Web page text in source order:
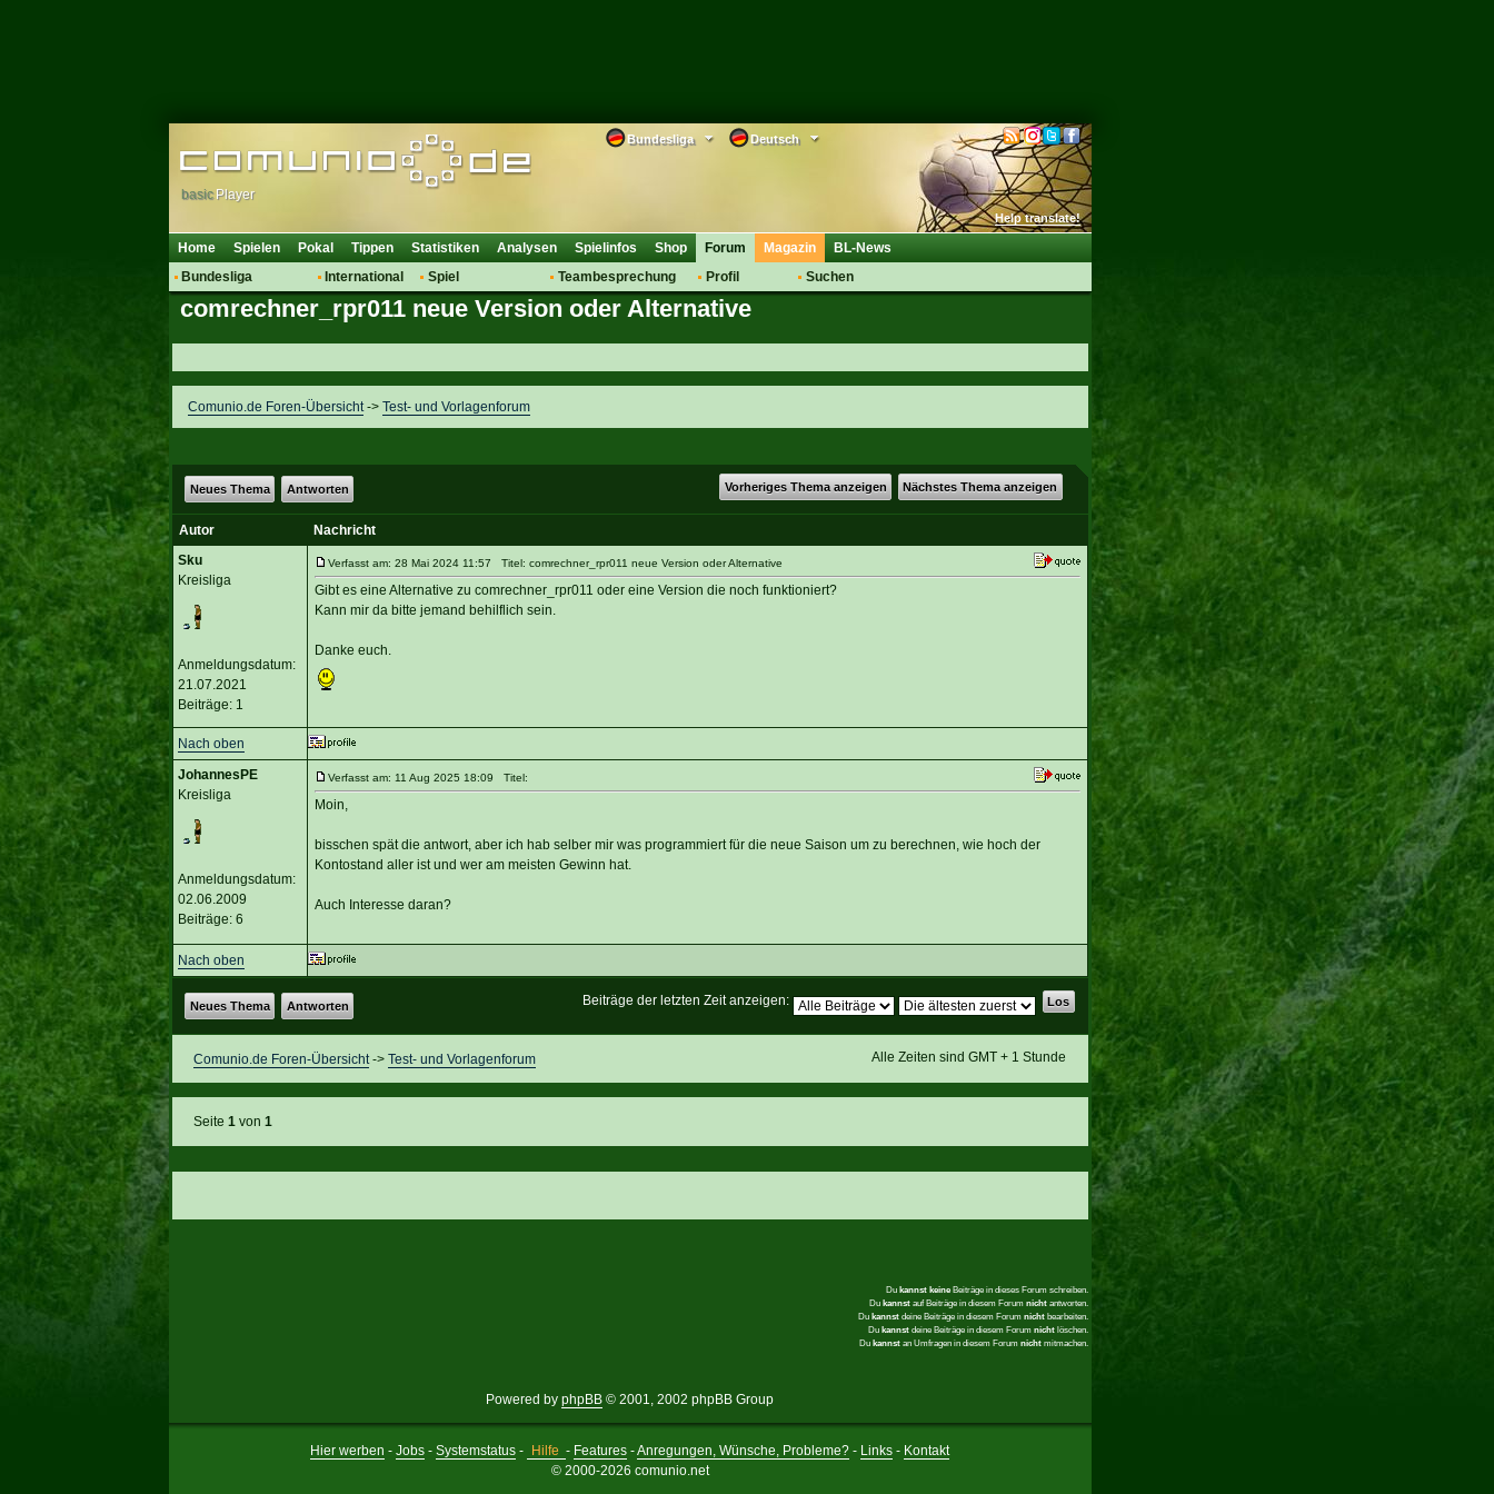
Deutsch
Bundesliga
Help translate!
basic Player
Home Spielen Pokal Tippen Statistiken Analysen Spielinfos Shop
Forum
Bundesliga
Hot News
Vereinsdiskussion
Vereinsfragen
International
Vereine
Spiel
Regeln & Tipps
Teambesprechung
Bewertungen
Saisonübergang
Profil
Anmelden
Suchen
Magazin BL-News
comrechner_rpr011 neue Version oder Alternative
Comunio.de Foren-Übersicht-> Test- und Vorlagenforum
Vorheriges Thema anzeigen Nächstes Thema anzeigen
Neues Thema Antworten
Autor
Nachricht
Sku
Kreisliga
Anmeldungsdatum:
21.07.2021
Beiträge: 1
Verfasst am: 28 Mai 2024 11:57 Titel: comrechner_rpr011 neue Version oder Alternative
Gibt es eine Alternative zu comrechner_rpr011 oder eine Version die noch funktioniert?
Kann mir da bitte jemand behilflich sein.
Danke euch.
Nach oben
JohannesPE
Kreisliga
Anmeldungsdatum:
02.06.2009
Beiträge: 6
Verfasst am: 11 Aug 2025 18:09 Titel:
Moin,
bisschen spät die antwort, aber ich hab selber mir was programmiert für die neue Saison um zu berechnen, wie hoch der
Kontostand aller ist und wer am meisten Gewinn hat.
Auch Interesse daran?
Nach oben
Beiträge der letzten Zeit anzeigen:
Neues Thema Antworten
Alle Zeiten sind GMT + 1 Stunde
Comunio.de Foren-Übersicht-> Test- und Vorlagenforum
Seite 1von 1
Du kannst keineBeiträge in dieses Forum schreiben.
Du kannstauf Beiträge in diesem Forum nichtantworten.
Du kannstdeine Beiträge in diesem Forum nichtbearbeiten.
Du kannstdeine Beiträge in diesem Forum nichtlöschen.
Du kannstan Umfragen in diesem Forum nichtmitmachen.
Powered by phpBB © 2001, 2002 phpBB Group
Hier werben - Jobs- Systemstatus- Hilfe - Features -Anregungen, Wünsche, Probleme? - Links - Kontakt
© 2000-2026 comunio.net